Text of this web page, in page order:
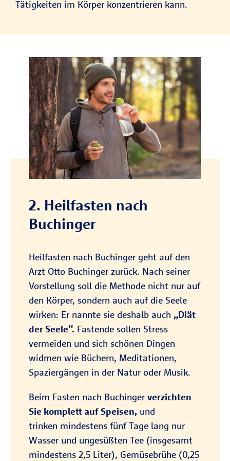
Tätigkeiten im Körper konzentrieren kann.
2. Heilfasten nach
Buchinger
Heilfasten nach Buchinger geht auf den
Arzt Otto Buchinger zurück. Nach seiner
Vorstellung soll die Methode nicht nur auf
den Körper, sondern auch auf die Seele
wirken: Er nannte sie deshalb auch „Diät
der Seele“. Fastende sollen Stress
vermeiden und sich schönen Dingen
widmen wie Büchern, Meditationen,
Spaziergängen in der Natur oder Musik.
Beim Fasten nach Buchinger verzichten
Sie komplett auf Speisen, und
trinken mindestens fünf Tage lang nur
Wasser und ungesüßten Tee (insgesamt
mindestens 2,5 Liter), Gemüsebrühe (0,25